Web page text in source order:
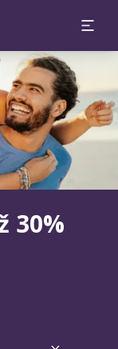
30%